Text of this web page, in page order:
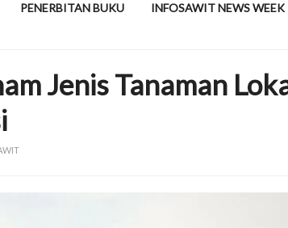
PENERBITAN BUKU INFOSAWIT NEWS WEEK
Jenis Tanaman